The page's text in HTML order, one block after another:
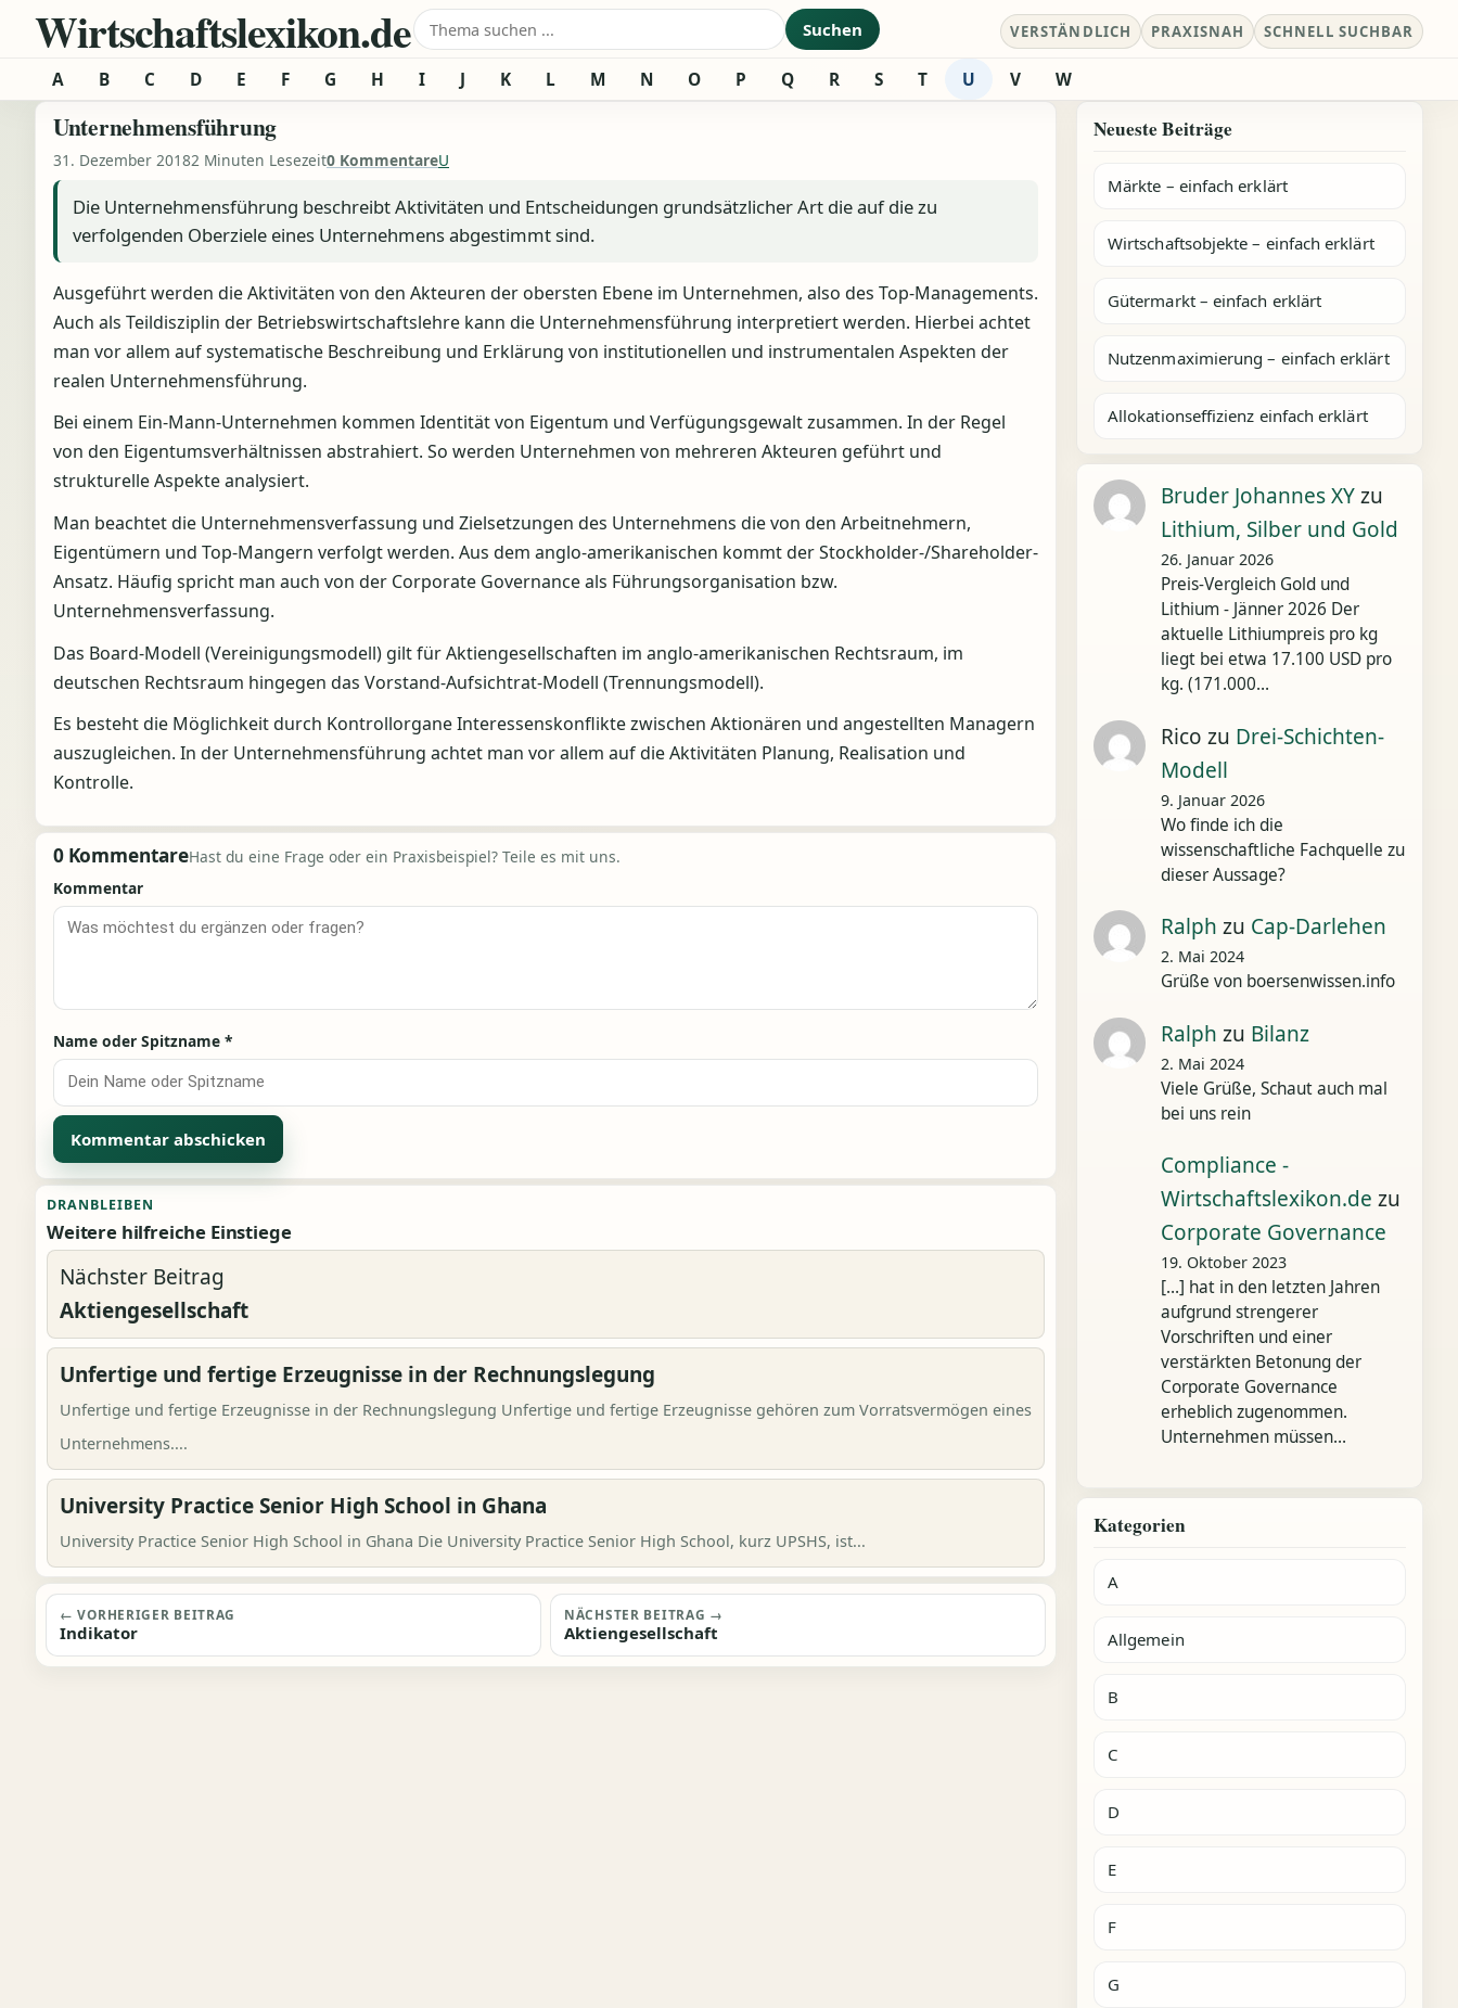
Zum Inhalt springen
Wirtschaftslexikon.deSuche nach: Suchen VERSTÄNDLICH PRAXISNAH SCHNELL SUCHBAR
A B C D E F G H I J K L M N O P Q R S T U V W
Unternehmensführung
31. Dezember 20182 Minuten Lesezeit0 KommentareU
Die Unternehmensführung beschreibt Aktivitäten und Entscheidungen grundsätzlicher Art die auf die zu
verfolgenden Oberziele eines Unternehmens abgestimmt sind.
Ausgeführt werden die Aktivitäten von den Akteuren der obersten Ebene im Unternehmen, also des Top-Managements.
Auch als Teildisziplin der Betriebswirtschaftslehre kann die Unternehmensführung interpretiert werden. Hierbei achtet
man vor allem auf systematische Beschreibung und Erklärung von institutionellen und instrumentalen Aspekten der
realen Unternehmensführung.
Bei einem Ein-Mann-Unternehmen kommen Identität von Eigentum und Verfügungsgewalt zusammen. In der Regel
von den Eigentumsverhältnissen abstrahiert. So werden Unternehmen von mehreren Akteuren geführt und
strukturelle Aspekte analysiert.
Man beachtet die Unternehmensverfassung und Zielsetzungen des Unternehmens die von den Arbeitnehmern,
Eigentümern und Top-Mangern verfolgt werden. Aus dem anglo-amerikanischen kommt der Stockholder-/Shareholder-
Ansatz. Häufig spricht man auch von der Corporate Governance als Führungsorganisation bzw.
Unternehmensverfassung.
Das Board-Modell (Vereinigungsmodell) gilt für Aktiengesellschaften im anglo-amerikanischen Rechtsraum, im
deutschen Rechtsraum hingegen das Vorstand-Aufsichtrat-Modell (Trennungsmodell).
Es besteht die Möglichkeit durch Kontrollorgane Interessenskonflikte zwischen Aktionären und angestellten Managern
auszugleichen. In der Unternehmensführung achtet man vor allem auf die Aktivitäten Planung, Realisation und
Kontrolle.
0 KommentareHast du eine Frage oder ein Praxisbeispiel? Teile es mit uns.
Kommentar
Name oder Spitzname *
Alternative:
DRANBLEIBEN
Weitere hilfreiche Einstiege
Nächster Beitrag
Aktiengesellschaft
Unfertige und fertige Erzeugnisse in der Rechnungslegung
Unfertige und fertige Erzeugnisse in der Rechnungslegung Unfertige und fertige Erzeugnisse gehören zum Vorratsvermögen eines
Unternehmens....
University Practice Senior High School in Ghana
University Practice Senior High School in Ghana Die University Practice Senior High School, kurz UPSHS, ist...
Beitragsnavigation
← VORHERIGER BEITRAG
Indikator
NÄCHSTER BEITRAG →
Aktiengesellschaft
Neueste Beiträge
Märkte – einfach erklärt
Wirtschaftsobjekte – einfach erklärt
Gütermarkt – einfach erklärt
Nutzenmaximierung – einfach erklärt
Allokationseffizienz einfach erklärt
Bruder Johannes XYzu
Lithium, Silber und Gold
26. Januar 2026
Preis-Vergleich Gold und
Lithium - Jänner 2026 Der
aktuelle Lithiumpreis pro kg
liegt bei etwa 17.100 USD pro
kg. (171.000…
Rico zu Drei-Schichten-
Modell
9. Januar 2026
Wo finde ich die
wissenschaftliche Fachquelle zu
dieser Aussage?
Ralph zu Cap-Darlehen
2. Mai 2024
Grüße von boersenwissen.info
Ralph zu Bilanz
2. Mai 2024
Viele Grüße, Schaut auch mal
bei uns rein
Compliance -
Wirtschaftslexikon.de zu
Corporate Governance
19. Oktober 2023
[…] hat in den letzten Jahren
aufgrund strengerer
Vorschriften und einer
verstärkten Betonung der
Corporate Governance
erheblich zugenommen.
Unternehmen müssen…
Kategorien
A
Allgemein
B
C
D
E
F
G